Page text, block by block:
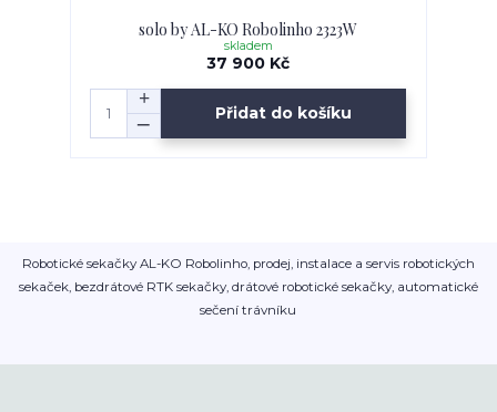
solo by AL-KO Robolinho 2323W
37 900 Kč
skladem
Přidat do košíku
Robotické sekačky AL-KO Robolinho, prodej, instalace a servis robotických
sekaček, bezdrátové RTK sekačky, drátové robotické sekačky, automatické
sečení trávníku